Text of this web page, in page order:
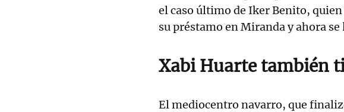
el caso último de Iker Benito,
su préstamo en Miranda y ahora se
Xabi Huarte también
El mediocentro navarro, que